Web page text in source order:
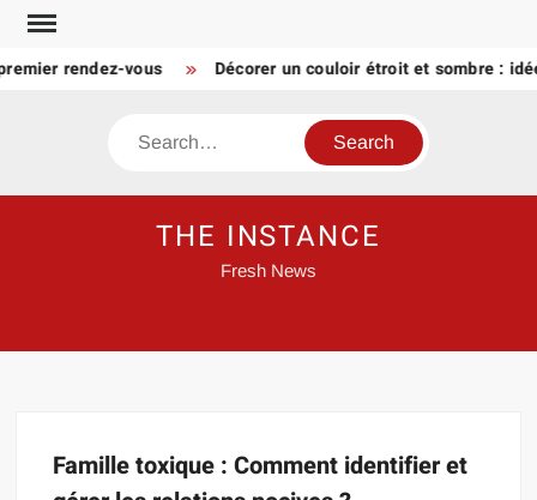
Skip
contentrendez-vous Décorer un couloir étroit et sombre :
Search
THE INSTANCE
Fresh News
Famille toxique : Comment identifier et